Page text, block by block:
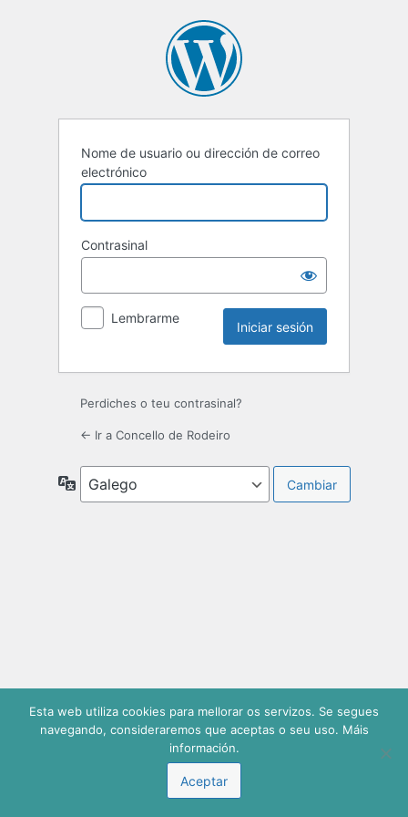
Nome de usuario ou dirección de correo
electrónico
Contrasinal
Lembrarme
Perdiches o teu contrasinal?
← Ir a Concello de Rodeiro
Idiomas
Esta web utiliza cookies para mellorar os servizos. Se segues
navegando, consideraremos que aceptas o seu uso. Máis
información.
Aceptar